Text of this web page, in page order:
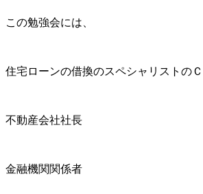
この勉強会には、
住宅ローンの借換のスペシャリストのＣ
不動産会社社長
金融機関関係者